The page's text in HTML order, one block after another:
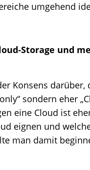
umgehend
Storage und
Konsens
sondern eher
eine Cloud ist
eignen und
man damit